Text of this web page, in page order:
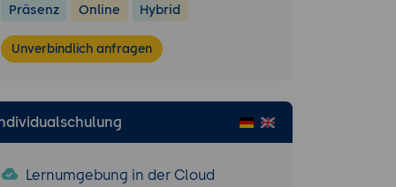
Präsenz Online Hybrid
Unverbindlich anfragen
Lernumgebung in der Cloud